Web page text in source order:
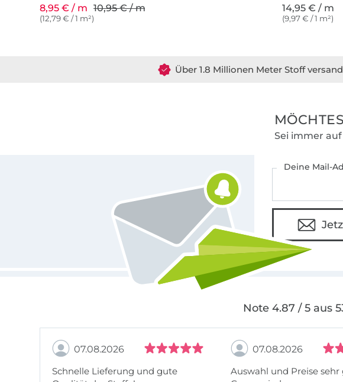
8,95 € / m 10,95 € / m
(12,79 € / 1 m²)
14,95 € / m
(9,97 € / 1 m²)
Über 1.8 Millionen Meter Stoff
Sei immer
Deine Mail-
Note 4.87 / 5 aus
07.08.2026
Schnelle Lieferung und gute
07.08.2026
Auswahl und Preise sehr